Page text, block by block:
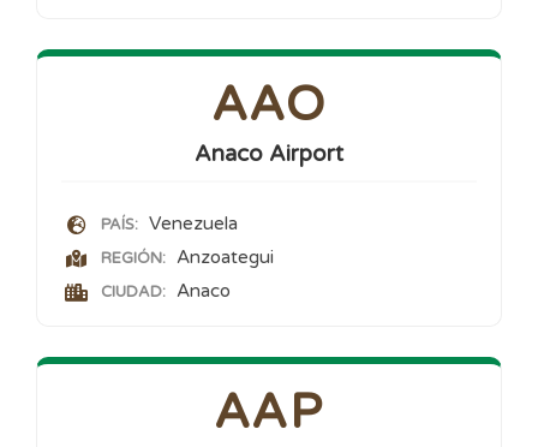
AAO
Anaco Airport
PAÍS: Venezuela
REGIÓN: Anzoategui
CIUDAD: Anaco
AAP